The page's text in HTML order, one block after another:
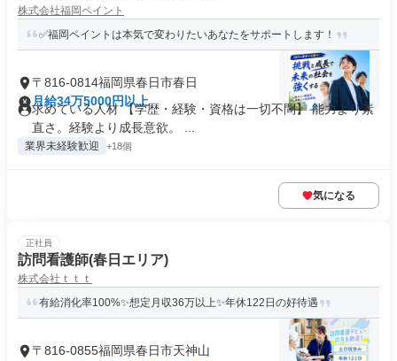
株式会社福岡ペイント
✅福岡ペイントは本気で変わりたいあなたをサポートします！
〒816-0814福岡県春日市春日
月給34万5000円以上
求めている人材 【学歴・経験・資格は一切不問】 能力より素
直さ。経験より成長意欲。 ...
業界未経験歓迎 +18個
気になる
正社員
訪問看護師(春日エリア)
株式会社ｔｔｔ
有給消化率100%✨想定月収36万以上✨年休122日の好待遇
〒816-0855福岡県春日市天神山